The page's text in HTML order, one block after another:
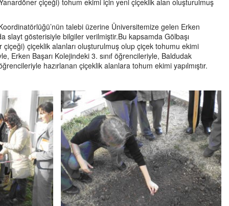
çiçeği) tohum ekimi için yeni çiçeklik alan oluşturulmuş
talebi üzerine Üniversitemize gelen Erken
slayt gösterisiyle bilgiler verilmiştir.Bu kapsamda Gölbaşı
çiçeklik alanları oluşturulmuş olup çiçek tohumu ekimi
Erken Başarı Kolejindeki 3. sınıf öğrencileriyle, Baldudak
hazırlanan çiçeklik alanlara tohum ekimi yapılmıştır.